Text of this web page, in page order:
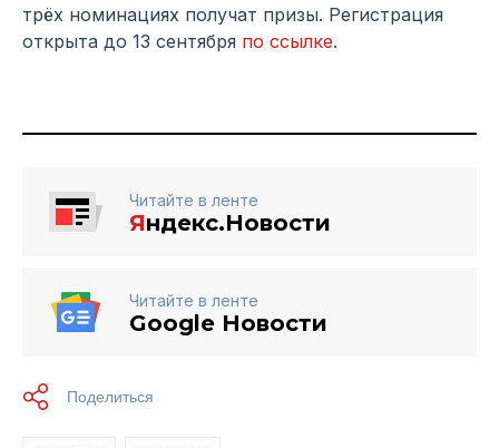
трёх номинациях получат призы. Регистрация
открыта до 13 сентября по ссылке.
Читайте в ленте
Яндекс.Новости
Читайте в ленте
Google Новости